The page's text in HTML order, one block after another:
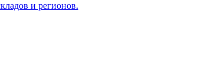
и регионов.